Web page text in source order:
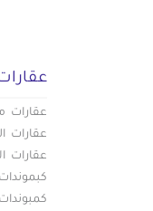
عقارات
عقارات
عقارات